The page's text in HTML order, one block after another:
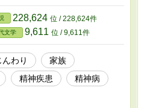
228,624 位 / 228,624件
文学 9,611 位 / 9,611件
んわり
家族
精神疾患
精神病